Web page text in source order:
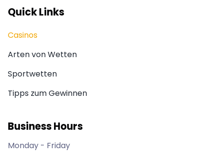
Quick Links
Casinos
Arten von Wetten
Sportwetten
Tipps zum Gewinnen
Business Hours
Monday - Friday